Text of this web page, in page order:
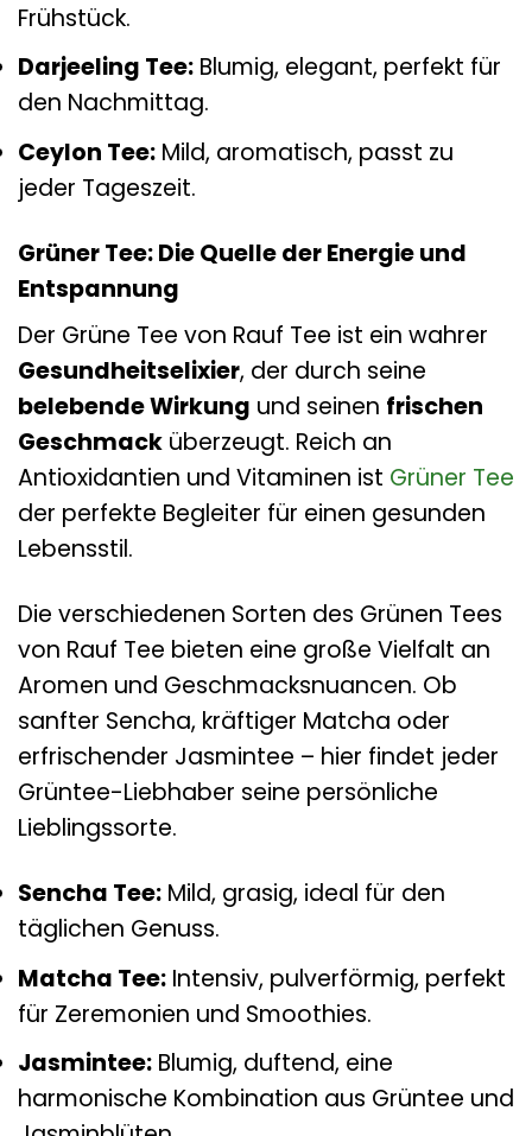
Frühstück.
Darjeeling Tee: Blumig, elegant, perfekt für
den Nachmittag.
Ceylon Tee: Mild, aromatisch, passt zu
jeder Tageszeit.
Grüner Tee: Die Quelle der Energie und
Entspannung
Der Grüne Tee von Rauf Tee ist ein wahrer
Gesundheitselixier, der durch seine
belebende Wirkung und seinen frischen
Geschmack überzeugt. Reich an
Antioxidantien und Vitaminen ist Grüner Tee
der perfekte Begleiter für einen gesunden
Lebensstil.
Die verschiedenen Sorten des Grünen Tees
von Rauf Tee bieten eine große Vielfalt an
Aromen und Geschmacksnuancen. Ob
sanfter Sencha, kräftiger Matcha oder
erfrischender Jasmintee – hier findet jeder
Grüntee-Liebhaber seine persönliche
Lieblingssorte.
Sencha Tee: Mild, grasig, ideal für den
täglichen Genuss.
Matcha Tee: Intensiv, pulverförmig, perfekt
für Zeremonien und Smoothies.
Jasmintee: Blumig, duftend, eine
harmonische Kombination aus Grüntee und